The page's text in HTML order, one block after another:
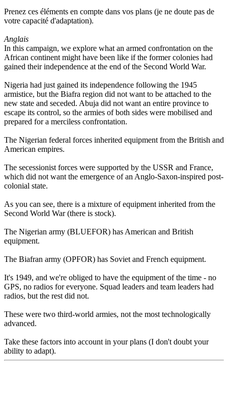
Prenez ces éléments en compte dans vos plans (je ne doute pas de
votre capacité d'adaptation).
Anglais
In this campaign, we explore what an armed confrontation on the
African continent might have been like if the former colonies had
gained their independence at the end of the Second World War.
Nigeria had just gained its independence following the 1945
armistice, but the Biafra region did not want to be attached to the
new state and seceded. Abuja did not want an entire province to
escape its control, so the armies of both sides were mobilised and
prepared for a merciless confrontation.
The Nigerian federal forces inherited equipment from the British and
American empires.
The secessionist forces were supported by the USSR and France,
which did not want the emergence of an Anglo-Saxon-inspired post-
colonial state.
As you can see, there is a mixture of equipment inherited from the
Second World War (there is stock).
The Nigerian army (BLUEFOR) has American and British
equipment.
The Biafran army (OPFOR) has Soviet and French equipment.
It's 1949, and we're obliged to have the equipment of the time - no
GPS, no radios for everyone. Squad leaders and team leaders had
radios, but the rest did not.
These were two third-world armies, not the most technologically
advanced.
Take these factors into account in your plans (I don't doubt your
ability to adapt).